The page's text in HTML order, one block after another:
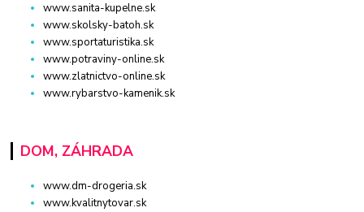
www.sanita-kupelne.sk
www.skolsky-batoh.sk
www.sportaturistika.sk
www.potraviny-online.sk
www.zlatnictvo-online.sk
www.rybarstvo-kamenik.sk
DOM, ZÁHRADA
www.dm-drogeria.sk
www.kvalitnytovar.sk